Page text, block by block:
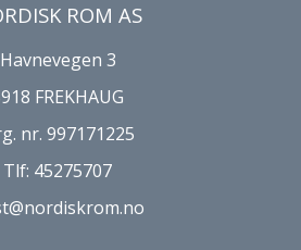
ROM AS
Havnevegen 3
FREKHAUG
nr. 997171225
Tlf: 45275707